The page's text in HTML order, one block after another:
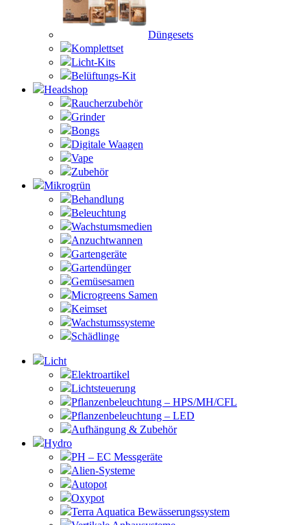
Düngesets
Komplettset
Licht-Kits
Belüftungs-Kit
Headshop
Raucherzubehör
Grinder
Bongs
Digitale Waagen
Vape
Zubehör
Mikrogrün
Behandlung
Beleuchtung
Wachstumsmedien
Anzuchtwannen
Gartengeräte
Gartendünger
Gemüsesamen
Microgreens Samen
Keimset
Wachstumssysteme
Schädlinge
Licht
Elektroartikel
Lichtsteuerung
Pflanzenbeleuchtung – HPS/MH/CFL
Pflanzenbeleuchtung – LED
Aufhängung & Zubehör
Hydro
PH – EC Messgeräte
Alien-Systeme
Autopot
Oxypot
Terra Aquatica Bewässerungssystem